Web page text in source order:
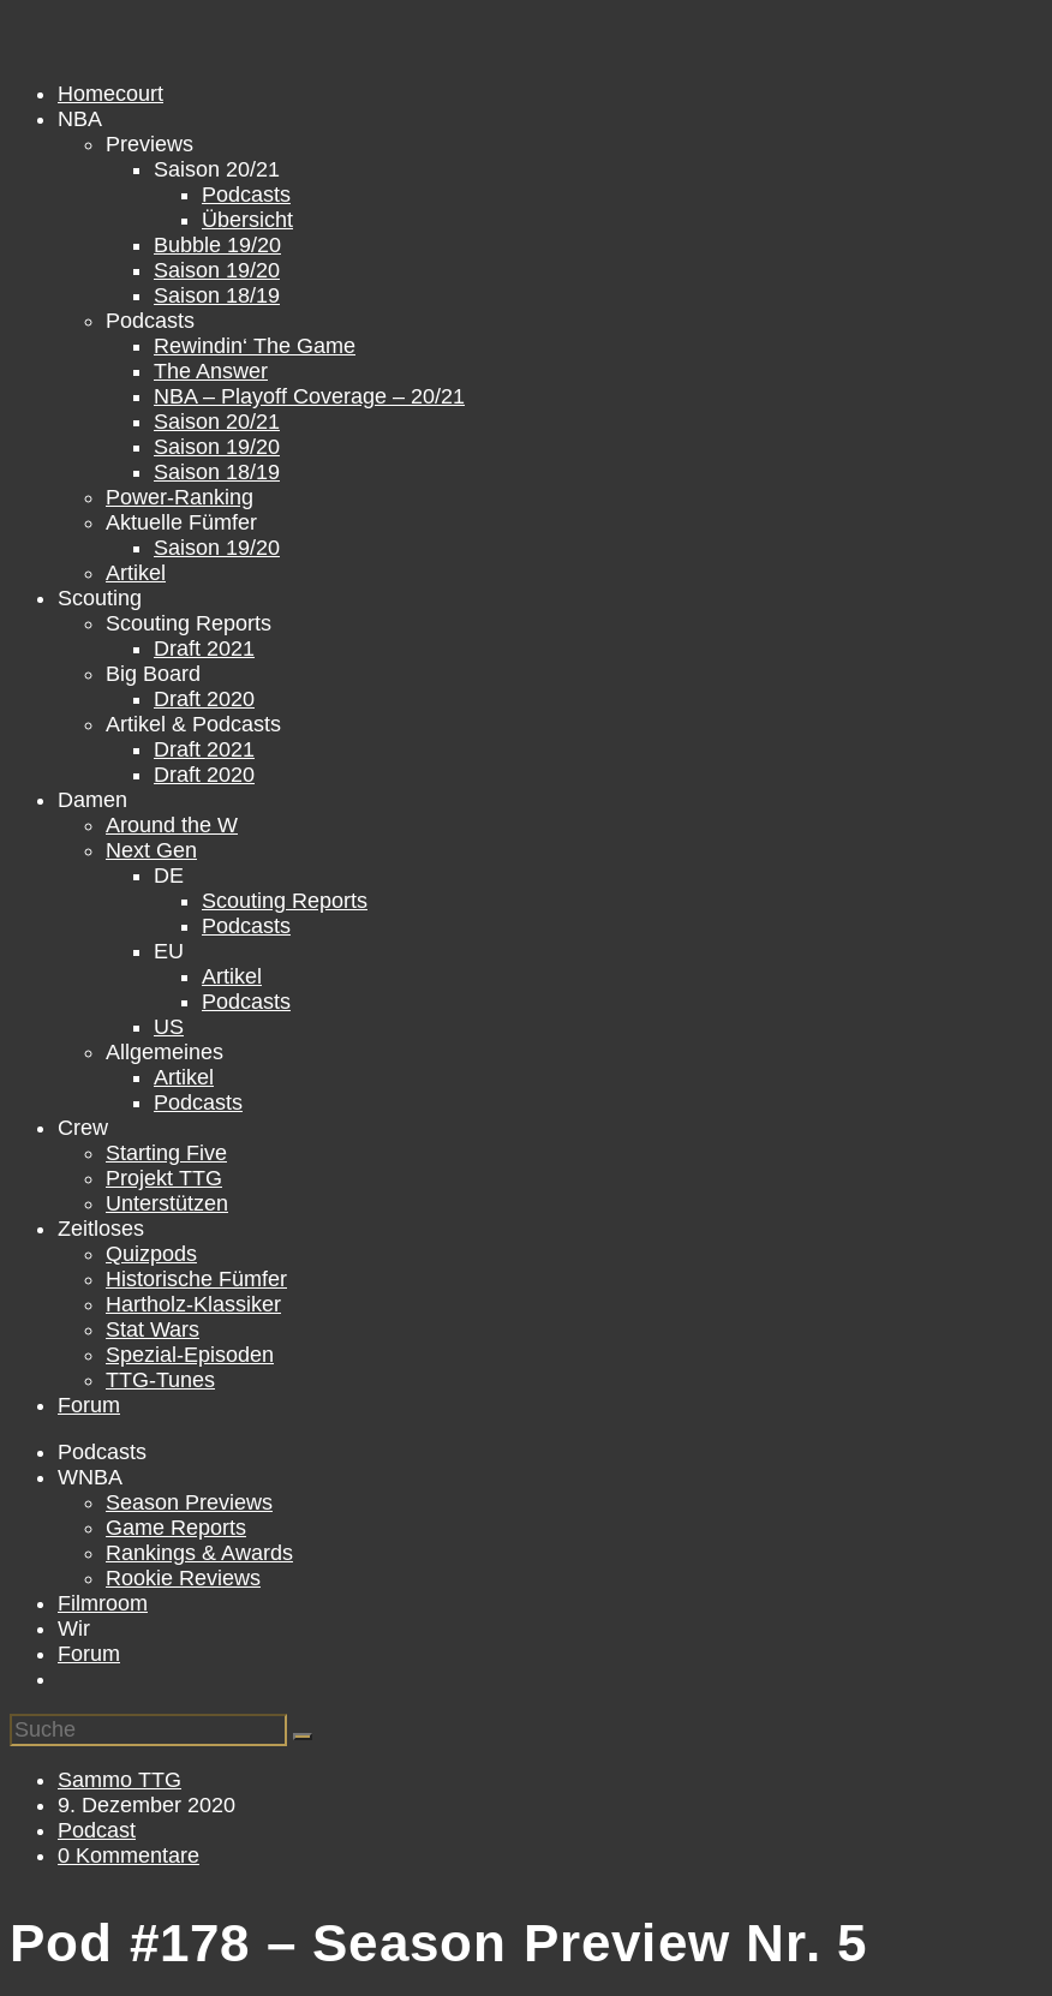
Homecourt
NBA
Previews
Saison 20/21
Podcasts
Übersicht
Bubble 19/20
Saison 19/20
Saison 18/19
Podcasts
Rewindin‘ The Game
The Answer
NBA – Playoff Coverage – 20/21
Saison 20/21
Saison 19/20
Saison 18/19
Power-Ranking
Aktuelle Fümfer
Saison 19/20
Artikel
Scouting
Scouting Reports
Draft 2021
Big Board
Draft 2020
Artikel & Podcasts
Draft 2021
Draft 2020
Damen
Around the W
Next Gen
DE
Scouting Reports
Podcasts
EU
Artikel
Podcasts
US
Allgemeines
Artikel
Podcasts
Crew
Starting Five
Projekt TTG
Unterstützen
Zeitloses
Quizpods
Historische Fümfer
Hartholz-Klassiker
Stat Wars
Spezial-Episoden
TTG-Tunes
Forum
Podcasts
WNBA
Season Previews
Game Reports
Rankings & Awards
Rookie Reviews
Filmroom
Wir
Forum
Beitrags-
Autor:
Sammo TTG
Beitrag
veröffentlicht:
9. Dezember 2020
Beitrags-
Kategorie:
Podcast
Beitrags-
0 Kommentare
Pod #178 – Season Preview Nr. 5